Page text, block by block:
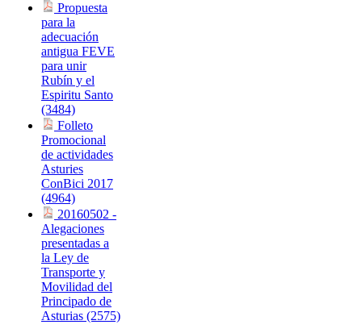
Propuesta
para la
adecuación
antigua FEVE
para unir
Rubín y el
Espiritu Santo
(3484)
Folleto
Promocional
de actividades
Asturies
ConBici 2017
(4964)
20160502 -
Alegaciones
presentadas a
la Ley de
Transporte y
Movilidad del
Principado de
Asturias (2575)